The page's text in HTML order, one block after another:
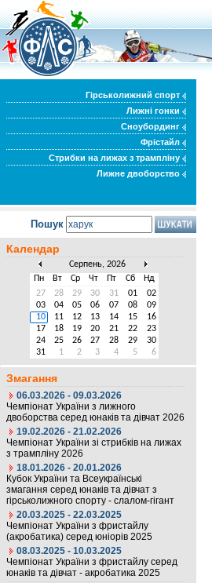
Гірськолижний спорт
Лижні гонки
Сноубординг
Фрістайл
Стрибки на лижах з трампліну
Лижне двоборство
Пошук
Календар
Серпень, 2026
Пн
Вт Ср Чт Пт Сб
Нд
27
28 29 30 31 01
02
03
04 05 06 07 08
09
10
11 12 13 14 15
16
17
18 19 20 21 22
23
24
25 26 27 28 29
30
31
1 2 3 4 5 6
Змагання
06.03.2026 - 09.03.2026
Чемпіонат України з лижного
двоборства серед юнаків та дівчат 2026
19.02.2026 - 21.02.2026
Чемпіонат України зі стрибків на лижах
з трампліну 2026
18.01.2026 - 20.01.2026
Кубок України та Всеукраїнські
змагання серед юнаків та дівчат з
гірськолижного спорту - слалом-гігант
20.03.2025 - 22.03.2025
Чемпіонат України з фристайлу
(акробатика) серед юніорів 2025
08.03.2025 - 10.03.2025
Чемпіонат України з фристайлу серед
юнаків та дівчат - акробатика 2025